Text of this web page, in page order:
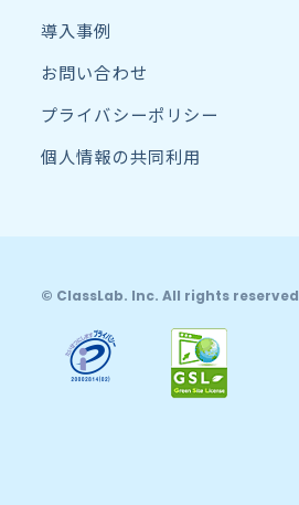
導入事例
お問い合わせ
プライバシーポリシー
個人情報の共同利用
© ClassLab. Inc. All rights reserved